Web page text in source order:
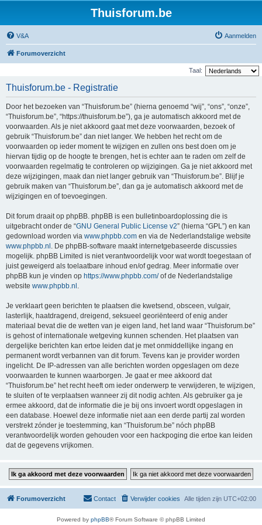
Thuisforum.be
V&A Aanmelden
Forumoverzicht
Taal:
Thuisforum.be - Registratie
Door het bezoeken van “Thuisforum.be” (hierna genoemd “wij”, “ons”, “onze”,
“Thuisforum.be”, “https://thuisforum.be”), ga je automatisch akkoord met de
voorwaarden. Als je niet akkoord gaat met deze voorwaarden, bezoek of
gebruik “Thuisforum.be” dan niet langer. We hebben het recht om de
voorwaarden op ieder moment te wijzigen en zullen ons best doen om je
hiervan tijdig op de hoogte te brengen, het is echter aan te raden om zelf de
voorwaarden regelmatig te controleren op wijzigingen. Ga je niet akkoord met
deze wijzigingen, maak dan niet langer gebruik van “Thuisforum.be”. Blijf je
gebruik maken van “Thuisforum.be”, dan ga je automatisch akkoord met de
wijzigingen en of toevoegingen.
Dit forum draait op phpBB. phpBB is een bulletinboardoplossing die is
uitgebracht onder de “GNU General Public License v2” (hierna “GPL”) en kan
gedownload worden via www.phpbb.com en via de Nederlandstalige website
www.phpbb.nl . De phpBB-software maakt internetgebaseerde discussies
mogelijk. phpBB Limited is niet verantwoordelijk voor wat wordt toegestaan of
juist geweigerd als toelaatbare inhoud en/of gedrag. Meer informatie over
phpBB kun je vinden op https://www.phpbb.com/of de Nederlandstalige
website www.phpbb.nl .
Je verklaart geen berichten te plaatsen die kwetsend, obsceen, vulgair,
lasterlijk, haatdragend, dreigend, seksueel georiënteerd of enig ander
materiaal bevat die de wetten van je eigen land, het land waar “Thuisforum.be”
is gehost of internationale wetgeving kunnen schenden. Het plaatsen van
dergelijke berichten kan ertoe leiden dat je met onmiddellijke ingang en
permanent wordt verbannen van dit forum. Tevens kan je provider worden
ingelicht. De IP-adressen van alle berichten worden opgeslagen om deze
voorwaarden te kunnen waarborgen. Je gaat er mee akkoord dat
“Thuisforum.be” het recht heeft om ieder onderwerp te verwijderen, te wijzigen,
te sluiten of te verplaatsen wanneer zij dit nodig achten. Als gebruiker ga je
ermee akkoord, dat de informatie die je bij ons invoert wordt opgeslagen in
een database. Hoewel deze informatie niet aan een derde partij zal worden
verstrekt zónder je toestemming, kan “Thuisforum.be” nóch phpBB
verantwoordelijk worden gehouden voor een hackpoging die ertoe kan leiden
dat de gegevens vrijkomen.
Forumoverzicht Alle tijden zijn UTC+02:00
Verwijder cookies
Contact
Powered by phpBB® Forum Software © phpBB Limited